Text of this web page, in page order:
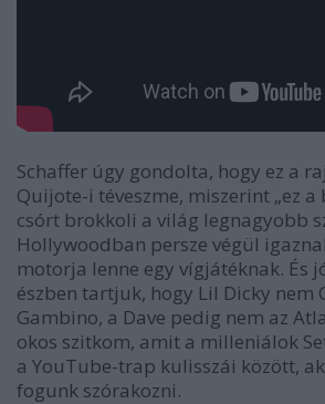
Schaffer úgy gondolta, hogy ez a
Quijote-i téveszme, miszerint „ez
csórt brokkoli a világ legnagyobb
Hollywoodban persze végül
motorja lenne egy vígjátéknak. És
észben tartjuk, hogy Lil Dicky nem
Gambino, a Dave pedig nem az
okos szitkom, amit a milleniálok
a YouTube-trap kulisszái között,
fogunk szórakozni.